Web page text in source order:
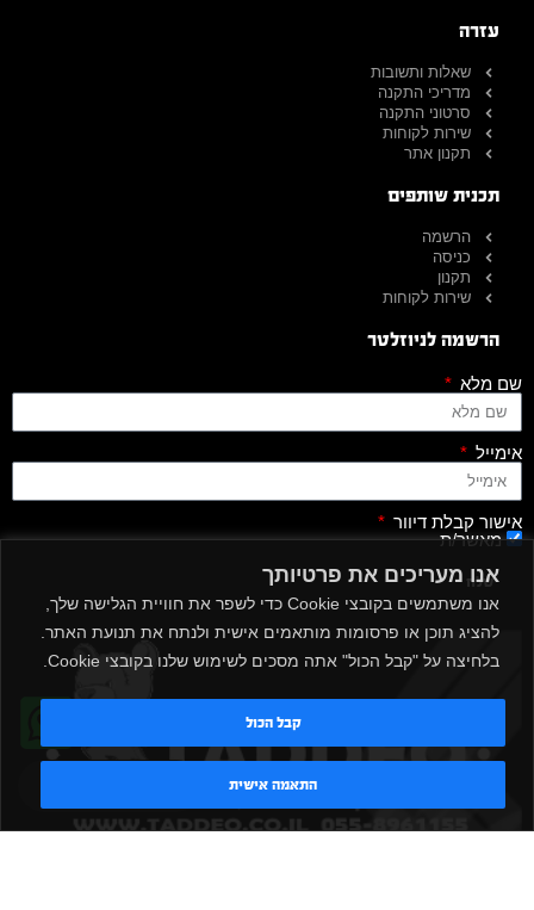
אנו מעריכים את פרטיותך
אנו משתמשים בקובצי Cookie כדי לשפר את חוויית הגלישה שלך,
להציג תוכן או פרסומות מותאמים אישית ולנתח את תנועת האתר.
בלחיצה על "קבל הכול" אתה מסכים לשימוש שלנו בקובצי Cookie.
התאמה אישית
קבל הכול
עזרה
שאלות ותשובות
מדריכי התקנה
סרטוני התקנה
שירות לקוחות
תקנון אתר
תכנית שותפים
הרשמה
כניסה
תקנון
שירות לקוחות
הרשמה לניוזלטר
שם מלא
אימייל
אישור קבלת דיוור
מאשר/ת
שלח